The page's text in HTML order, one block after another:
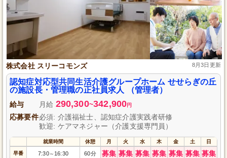
株式会社 スリーコモンズ 8月3日更新
認知症対応型共同生活介護グループホーム せせらぎの丘
の施設長・管理職の正社員求人 （管理者）
給与 月給 290,300~342,900円
応募要件必須: 介護福祉士、認知症介護実践者研修
歓迎: ケアマネジャー（介護支援専門員）
就業時間 休憩 月 火 水 木 金 土 日
早番 7:30～ 16:30 60分 募集 募集 募集 募集 募集 募集 募集